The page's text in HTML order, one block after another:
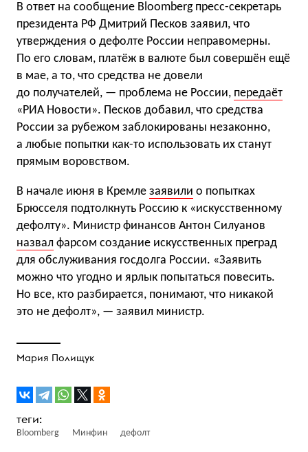
В ответ на сообщение Bloomberg пресс-секретарь
президента РФ Дмитрий Песков заявил, что
утверждения о дефолте России неправомерны.
По его словам, платёж в валюте был совершён ещё
в мае, а то, что средства не довели
до получателей, — проблема не России, передаёт
«РИА Новости». Песков добавил, что средства
России за рубежом заблокированы незаконно,
а любые попытки как-то использовать их станут
прямым воровством.
В начале июня в Кремле заявили о попытках
Брюсселя подтолкнуть Россию к «искусственному
дефолту». Министр финансов Антон Силуанов
назвал фарсом создание искусственных преград
для обслуживания госдолга России. «Заявить
можно что угодно и ярлык попытаться повесить.
Но все, кто разбирается, понимают, что никакой
это не дефолт», — заявил министр.
Мария Полищук
Bloomberg Минфин дефолт